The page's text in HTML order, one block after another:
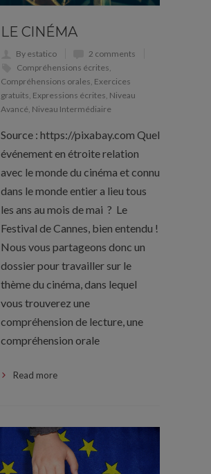
LE CINÉMA
By estatico
2 comments
Compréhensions écrites
Compréhensions orales Exercices
gratuits Expressions écrites Niveau
Avancé Niveau Intermédiaire
Source : https://pixabay.com Quel
événement en étroite relation
avec le monde du cinéma et connu
dans le monde entier a lieu tous
les ans au mois de mai ? Le
Festival de Cannes, bien entendu !
Nous vous partageons donc un
dossier pour travailler sur le
thème du cinéma, dans lequel
vous trouverez une
compréhension de lecture, une
compréhension orale
Read more